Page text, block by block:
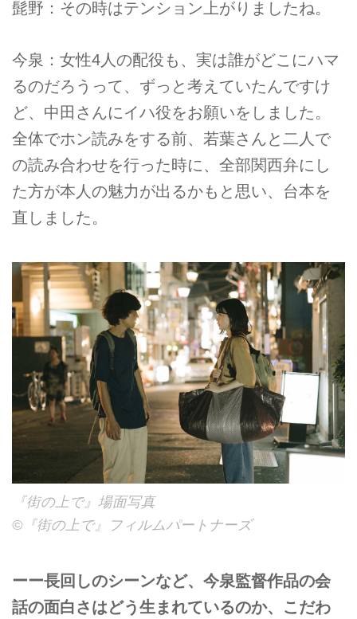
髭野：その時はテンション上がりましたね。
今泉：女性4人の配役も、実は誰がどこにハマ
るのだろうって、ずっと考えていたんですけ
ど、中田さんにイハ役をお願いをしました。
全体でホン読みをする前、若葉さんと二人で
の読み合わせを行った時に、全部関西弁にし
た方が本人の魅力が出るかもと思い、台本を
直しました。
『街の上で』場面写真
©『街の上で』フィルムパートナーズ
ーー長回しのシーンなど、今泉監督作品の会
話の面白さはどう生まれているのか、こだわ